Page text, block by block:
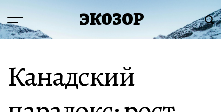
содержимому
Меню ЭКОЗОР
Канадский